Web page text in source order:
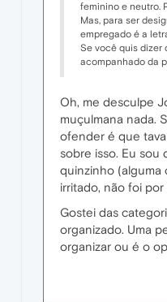
feminino e neutro.
Mas, para ser
empregado é a
Se você quis dizer
acompanhado da
Oh, me desculpe
muçulmana nada.
ofender é que
sobre isso. Eu sou
quinzinho (alguma
irritado, não foi por
Gostei das
organizado. Uma
organizar ou é o